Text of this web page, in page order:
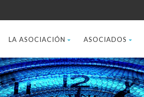
LA ASOCIACIÓN ASOCIADOS